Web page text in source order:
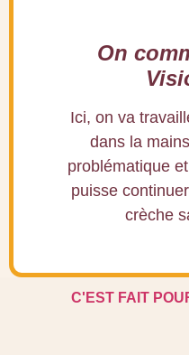
On
Ici, on va
dans la
problématique
puisse
crèche
C'EST FAIT